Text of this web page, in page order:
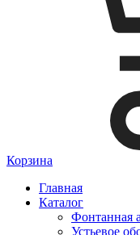
Корзина
Главная
Каталог
Фонтанная
Устьевое